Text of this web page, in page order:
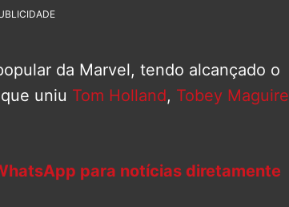
da Marvel, tendo alcançado o
uniu Tom Holland, Tobey Maguire
para notícias diretamente